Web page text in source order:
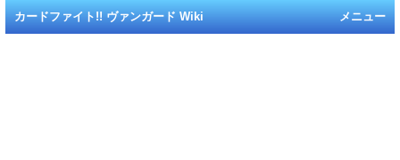
メニュー
カードファイト!! ヴァンガード Wiki